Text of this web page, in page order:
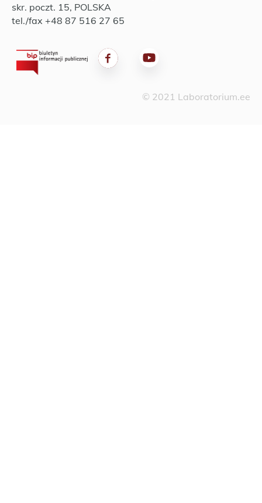
skr. poczt. 15, POLSKA
tel./fax +48 87 516 27 65
© 2021 Laboratorium.ee